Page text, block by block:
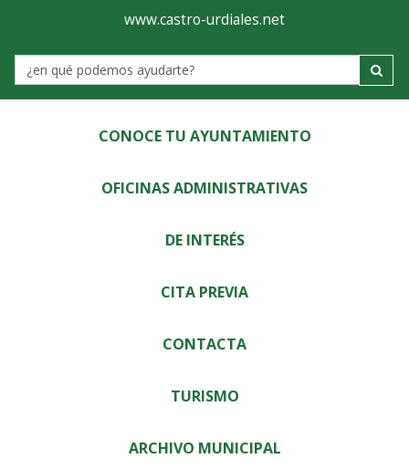
Ayuntamiento
de
Castro-
Urdiales
www.castro-urdiales.net
Label
CONOCE TU AYUNTAMIENTO
OFICINAS ADMINISTRATIVAS
DE INTERÉS
CITA PREVIA
CONTACTA
TURISMO
ARCHIVO MUNICIPAL